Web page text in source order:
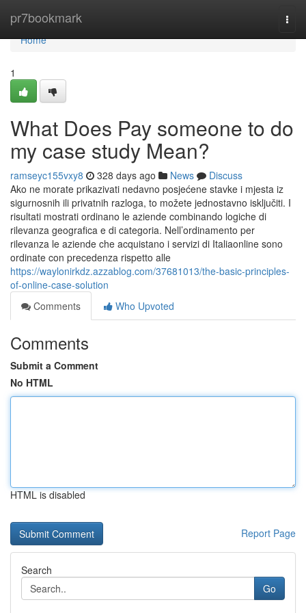
pr7bookmark
Home
Home
1
What Does Pay someone to do
my case study Mean?
ramseyc155vxy8 328 days ago News
Discuss
Ako ne morate prikazivati ​​nedavno posjećene stavke i mjesta iz
sigurnosnih ili privatnih razloga, to možete jednostavno isključiti. I
risultati mostrati ordinano le aziende combinando logiche di
rilevanza geografica e di categoria. Nell’ordinamento per
rilevanza le aziende che acquistano i servizi di Italiaonline sono
ordinate con precedenza rispetto alle
https://waylonirkdz.azzablog.com/37681013/the-basic-principles-
of-online-case-solution
Comments
Who Upvoted
Comments
Submit a Comment
No HTML
HTML is disabled
Report Page
Search
Go